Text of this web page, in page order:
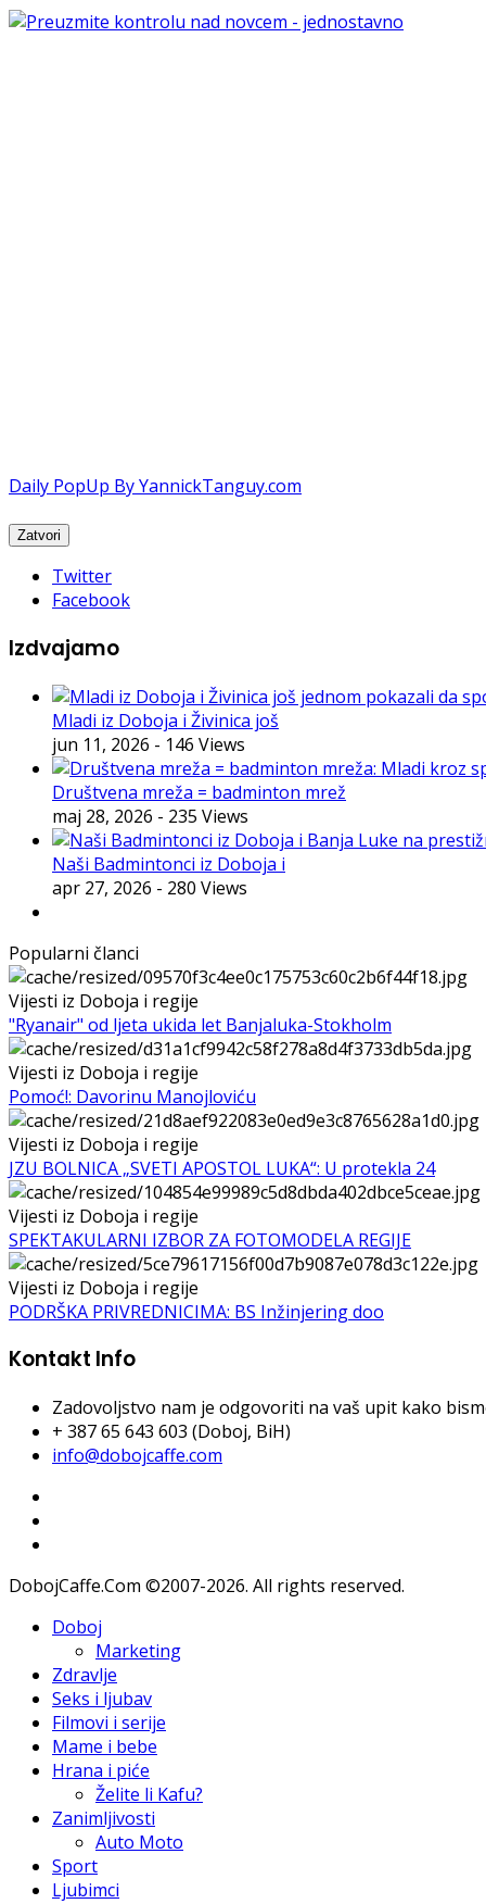
Daily PopUp By YannickTanguy.com
Twitter
Facebook
Izdvajamo
Mladi iz Doboja i Živinica još
jun 11, 2026 - 146 Views
Društvena mreža = badminton mrež
maj 28, 2026 - 235 Views
Naši Badmintonci iz Doboja i
apr 27, 2026 - 280 Views
Popularni članci
Vijesti iz Doboja i regije
"Ryanair" od ljeta ukida let Banjaluka-Stokholm
Vijesti iz Doboja i regije
Pomoć!: Davorinu Manojloviću
Vijesti iz Doboja i regije
JZU BOLNICA „SVETI APOSTOL LUKA“: U protekla 24
Vijesti iz Doboja i regije
SPEKTAKULARNI IZBOR ZA FOTOMODELA REGIJE
Vijesti iz Doboja i regije
PODRŠKA PRIVREDNICIMA: BS Inžinjering doo
Kontakt Info
Zadovoljstvo nam je odgovoriti na vaš upit kako
+ 387 65 643 603 (Doboj, BiH)
info@dobojcaffe.com
DobojCaffe.Com ©2007-2026. All rights reserved.
Doboj
Marketing
Zdravlje
Seks i ljubav
Filmovi i serije
Mame i bebe
Hrana i piće
Želite li Kafu?
Zanimljivosti
Auto Moto
Sport
Ljubimci